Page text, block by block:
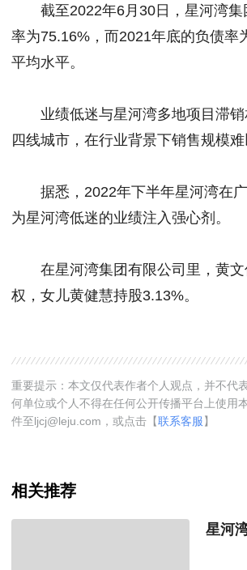
截至2022年6月30日，星河湾集
率为75.16%，而2021年底的负债率
平均水平。
业绩低迷与星河湾多地项目滞销
四线城市，在行业背景下销售规模
据悉，2022年下半年星河湾在广
为星河湾低迷的业绩注入强心剂。
在星河湾集团有限公司里，黄文
权，女儿黄健慧持股3.13%。
重要提示：本文仅代表作者个人观点，并不代
何单位或个人不得在任何公开传播平台上使用
件至ljcj@leju.com，或点击【联系客服】
相关推荐
星河